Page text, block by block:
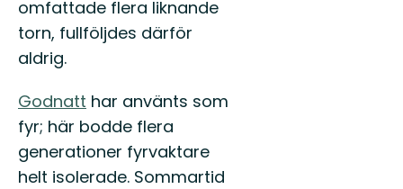
omfattade flera liknande
torn, fullföljdes därför
aldrig.
Godnatt har använts som
fyr; här bodde flera
generationer fyrvaktare
helt isolerade. Sommartid